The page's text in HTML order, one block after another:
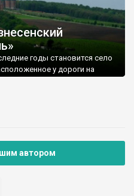
годы становится село
у дороги на
высоком холме над Прутом.
с автомагистрали
автором